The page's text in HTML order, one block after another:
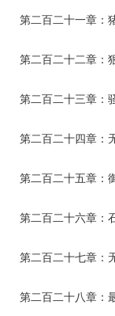
第二百二十一章：
第二百二十二章：
第二百二十三章：
第二百二十四章：
第二百二十五章：
第二百二十六章：
第二百二十七章：
第二百二十八章：